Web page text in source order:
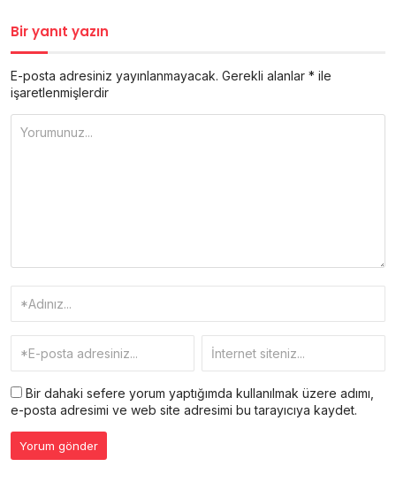
Bir yanıt yazın
E-posta adresiniz yayınlanmayacak. Gerekli alanlar * ile
işaretlenmişlerdir
Bir dahaki sefere yorum yaptığımda kullanılmak üzere adımı,
e-posta adresimi ve web site adresimi bu tarayıcıya kaydet.